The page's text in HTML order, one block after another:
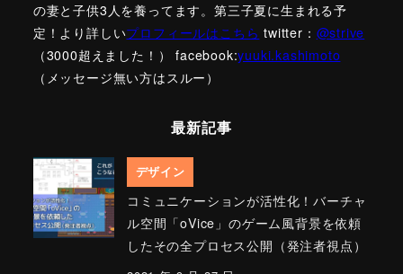
の妻と子供3人を養ってます。第三子夏に生まれる予
定！より詳しいプロフィールはこちら twitter： @strive
（3000超えました！） facebook:yuuki.kashimoto
（メッセージ無い方はスルー）
最新記事
デザイン
コミュニケーションが活性化！バーチャ
ル空間「oVice」のゲーム風背景を依頼
したその全プロセス公開（発注者視点）